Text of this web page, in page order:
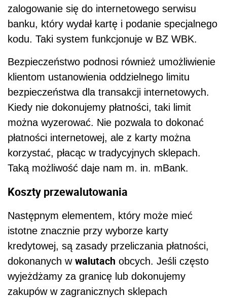
zalogowanie się do internetowego serwisu
banku, który wydał kartę i podanie specjalnego
kodu. Taki system funkcjonuje w BZ WBK.
Bezpieczeństwo podnosi również umożliwienie
klientom ustanowienia oddzielnego limitu
bezpieczeństwa dla transakcji internetowych.
Kiedy nie dokonujemy płatności, taki limit
można wyzerować. Nie pozwala to dokonać
płatności internetowej, ale z karty można
korzystać, płacąc w tradycyjnych sklepach.
Taką możliwość daje nam m. in. mBank.
Koszty przewalutowania
Następnym elementem, który może mieć
istotne znacznie przy wyborze karty
kredytowej, są zasady przeliczania płatności,
dokonanych w walutach obcych. Jeśli często
wyjeżdżamy za granicę lub dokonujemy
zakupów w zagranicznych sklepach